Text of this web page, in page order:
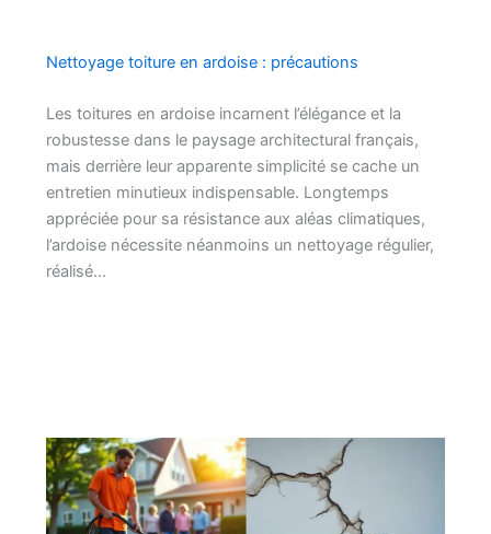
Nettoyage toiture en ardoise : précautions
Les toitures en ardoise incarnent l’élégance et la
robustesse dans le paysage architectural français,
mais derrière leur apparente simplicité se cache un
entretien minutieux indispensable. Longtemps
appréciée pour sa résistance aux aléas climatiques,
l’ardoise nécessite néanmoins un nettoyage régulier,
réalisé…